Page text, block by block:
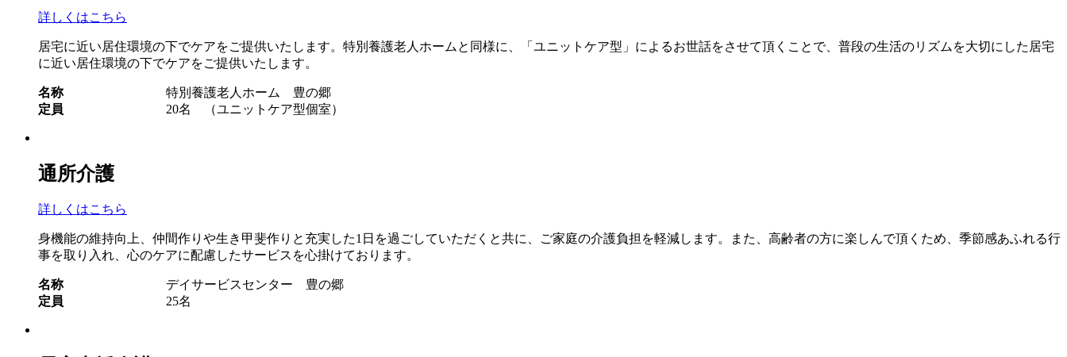
詳しくはこちら
居宅に近い居住環境の下でケアをご提供いたします。特別養護老人ホームと同様に、「ユニットケア型」によるお世話をさせて頂くことで、普段の生活のリズムを大切にした居宅
に近い居住環境の下でケアをご提供いたします。
名称
特別養護老人ホーム 豊の郷
定員
20名 （ユニットケア型個室）
通所介護
詳しくはこちら
身機能の維持向上、仲間作りや生き甲斐作りと充実した1日を過ごしていただくと共に、ご家庭の介護負担を軽減します。また、高齢者の方に楽しんで頂くため、季節感あふれる行
事を取り入れ、心のケアに配慮したサービスを心掛けております。
名称
デイサービスセンター 豊の郷
定員
25名